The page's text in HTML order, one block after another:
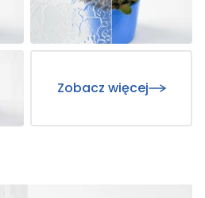
Zobacz więcej